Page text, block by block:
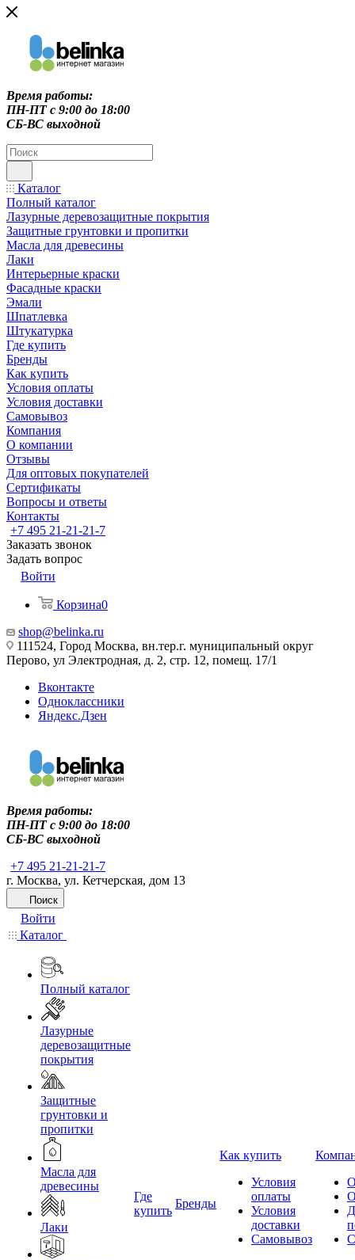
Время работы:
ПН-ПТ c 9:00 до 18:00
СБ-ВС выходной
Каталог
Полный каталог
Лазурные деревозащитные покрытия
Защитные грунтовки и пропитки
Масла для древесины
Лаки
Интерьерные краски
Фасадные краски
Эмали
Шпатлевка
Штукатурка
Где купить
Бренды
Как купить
Условия оплаты
Условия доставки
Самовывоз
Компания
О компании
Отзывы
Для оптовых покупателей
Сертификаты
Вопросы и ответы
Контакты
+7 495 21-21-21-7
Заказать звонок
Задать вопрос
Войти
Корзина0
shop@belinka.ru
111524, Город Москва, вн.тер.г. муниципальный округ
Перово, ул Электродная, д. 2, стр. 12, помещ. 17/1
Вконтакте
Одноклассники
Яндекс.Дзен
Время работы:
ПН-ПТ c 9:00 до 18:00
СБ-ВС выходной
+7 495 21-21-21-7
г. Москва, ул. Кетчерская, дом 13
Поиск
Войти
Каталог
Полный каталог
Лазурные
деревозащитные
покрытия
Защитные
грунтовки и
пропитки
Масла для
древесины
Лаки
Где
купить
Бренды
Как купить
Условия
оплаты
Условия
доставки
Самовывоз